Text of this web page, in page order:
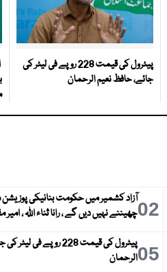
پیٹرول کی قیمت 228 روپے فی لیٹر کی
جائے، حافظ نعیم الرحمان
02آزاد کشمیر میں حکومت بنانیکی
چھیننے نہیں دیں گے ، رانا ثناء اللہ ، امیر
05
پیٹرول کی قیمت 228 روپے
الرحمان